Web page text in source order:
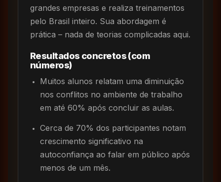
grandes empresas e realiza treinamentos
pelo Brasil inteiro. Sua abordagem é
prática – nada de teorias complicadas aqui.
Resultados concretos (com
números)
Muitos alunos relatam uma diminuição
nos conflitos no ambiente de trabalho
em até 60% após concluir as aulas.
Cerca de 70% dos participantes notam
crescimento significativo na
autoconfiança ao falar em público após
menos de um mês.